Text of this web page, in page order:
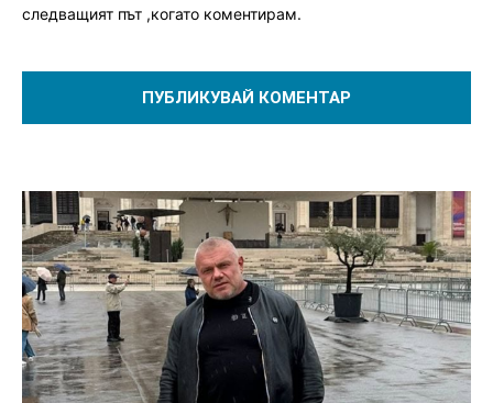
следващият път ,когато коментирам.